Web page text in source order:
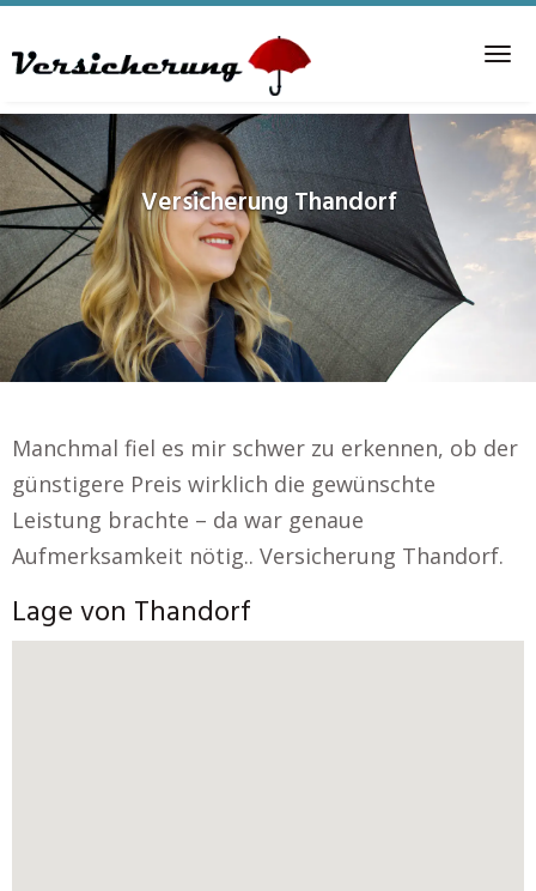
to
content
VersicherungThandorf
Manchmal fiel es mir schwer zu erkennen, ob der
günstigere Preis wirklich die gewünschte
Leistung brachte – da war genaue
Aufmerksamkeit nötig.. Versicherung Thandorf.
Lage von Thandorf